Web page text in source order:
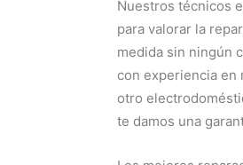
Nuestros técnicos
para valorar la
medida sin ningún
con experiencia en
otro
te damos una